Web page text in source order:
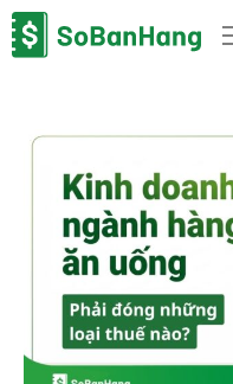
Sản phẩm
Bảng giá
Thông tin thuế